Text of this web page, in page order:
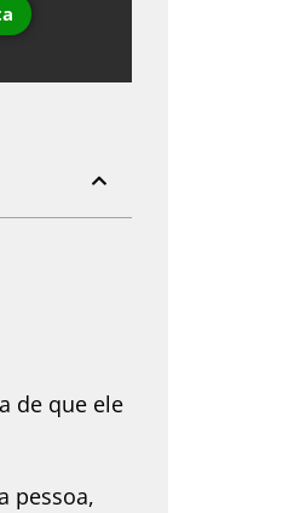
de que ele
pessoa,